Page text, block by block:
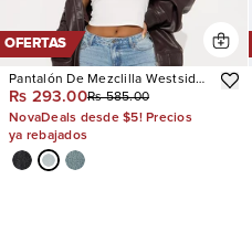
OFERTAS
Pantalón De Mezclilla Westside
Low Rise Wide Leg
Rs 293.00Rs 585.00
NovaDeals desde $5! Precios
ya rebajados